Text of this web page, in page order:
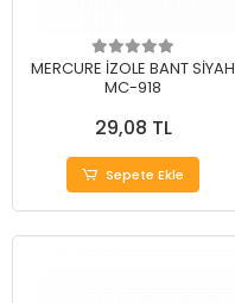
MERCURE İZOLE BANT SİYAH
MC-918
29,08 TL
Sepete Ekle